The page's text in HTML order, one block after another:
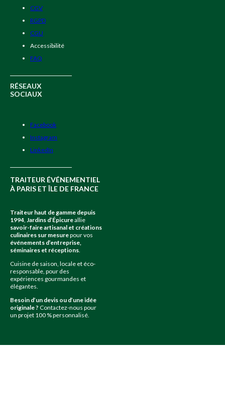
CGV
RGPD
CGU
Accessibilité
FAQ
RÉSEAUX
SOCIAUX
Facebook
Instagram
LinkedIn
TRAITEUR ÉVÉNEMENTIEL
À PARIS ET ÎLE DE FRANCE
Traiteur haut de gamme depuis
1994 Jardins d’Épicureallie
savoir-faire artisanal et créations
culinaires sur mesurepour vos
événements d’entreprise,
séminaires et réceptions
Cuisine de saison, locale et éco-
responsable, pour des
expériences gourmandes et
élégantes.
Besoin d’un devis ou d’une idée
originale ? Contactez-nous pour
un projet 100 % personnalisé.